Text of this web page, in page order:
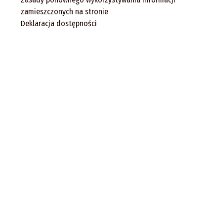
zamieszczonych na stronie
Deklaracja dostępności